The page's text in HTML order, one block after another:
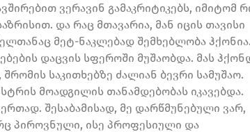
ვერავინ გამაკრიტიკებს, იმიტომ
და რაც მთავარია, მან იცის თავისი
მეტ-ნაკლებად შემხებლობა ჰქონია.
დაცვის სფეროში მუშაობდა. მას
საკითხებზე ძალიან ბევრი სამუშაო.
მოადგილის თანამდებობას იკავებდა.
შესაბამისად, მე დარწმუნებული ვარ,
პიროვნული, ისე პროფესიული და